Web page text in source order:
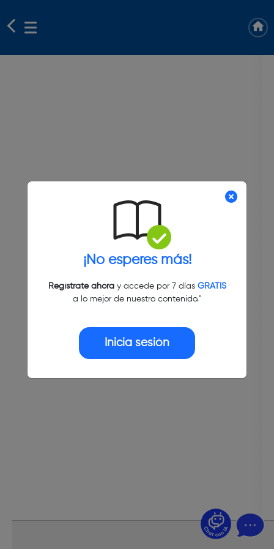
¡No esperes más!
Regístrate ahoray accede por 7 días GRATIS
a lo mejor de nuestro contenido."
Inicia sesión